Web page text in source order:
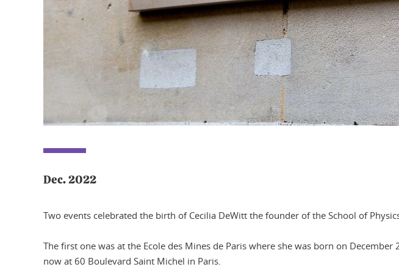
Dec. 2022
Two events celebrated the birth of Cecilia DeWitt the founder of the School of
The first one was at the Ecole des Mines de Paris where she was born on
now at 60 Boulevard Saint Michel in Paris.